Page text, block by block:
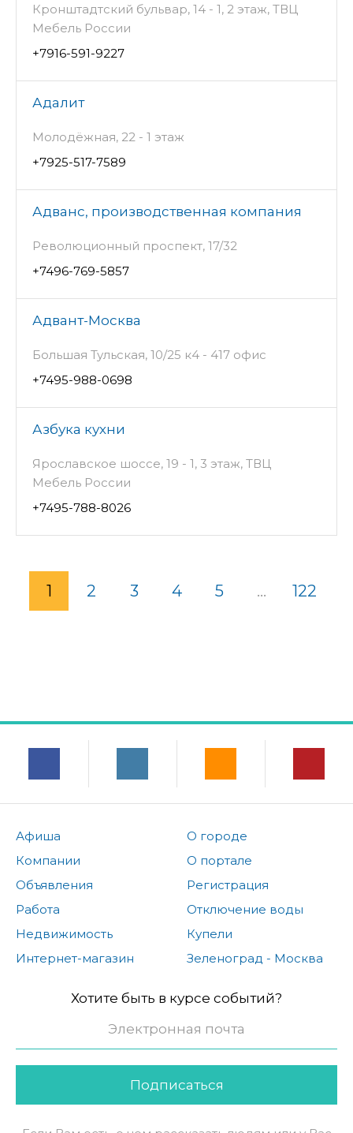
Кронштадтский бульвар, 14 - 1, 2 этаж, ТВЦ
Мебель России
+7916-591-9227
Адалит
Молодёжная, 22 - 1 этаж
+7925-517-7589
Адванс, производственная компания
Революционный проспект, 17/32
+7496-769-5857
Адвант-Москва
Большая Тульская, 10/25 к4 - 417 офис
+7495-988-0698
Азбука кухни
Ярославское шоссе, 19 - 1, 3 этаж, ТВЦ
Мебель России
+7495-788-8026
1 2 3 4 5 ... 122
Афиша
Компании
Объявления
Работа
Недвижимость
Интернет-магазин
О городе
О портале
Регистрация
Отключение воды
Купели
Зеленоград - Москва
Хотите быть в курсе событий?
Подписаться